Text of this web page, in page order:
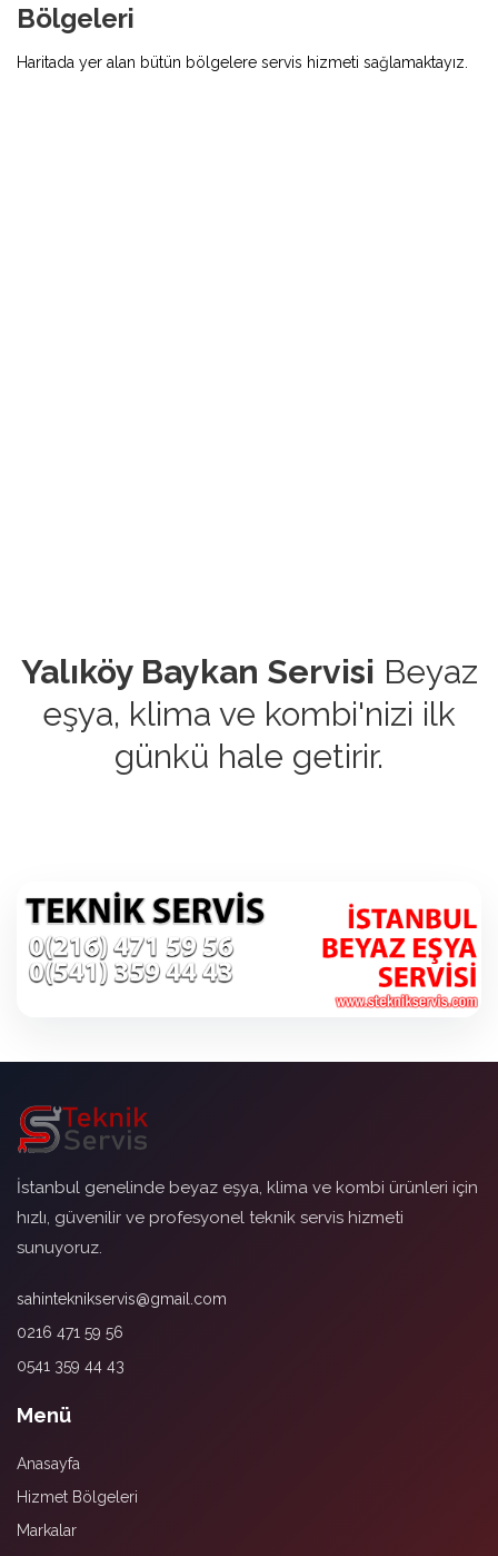
Bölgeleri
Haritada yer alan bütün bölgelere servis hizmeti sağlamaktayız.
Yalıköy Baykan Servisi Beyaz
eşya, klima ve kombi'nizi ilk
günkü hale getirir.
İstanbul genelinde beyaz eşya, klima ve kombi ürünleri için
hızlı, güvenilir ve profesyonel teknik servis hizmeti
sunuyoruz.
sahinteknikservis@gmail.com
0216 471 59 56
0541 359 44 43
Menü
Anasayfa
Hizmet Bölgeleri
Markalar